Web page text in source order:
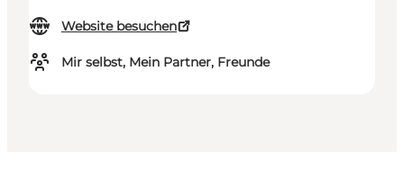
Website besuchen
Mir selbst, Mein Partner, Freunde